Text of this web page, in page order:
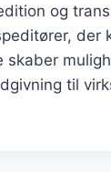
og
der
skaber
til